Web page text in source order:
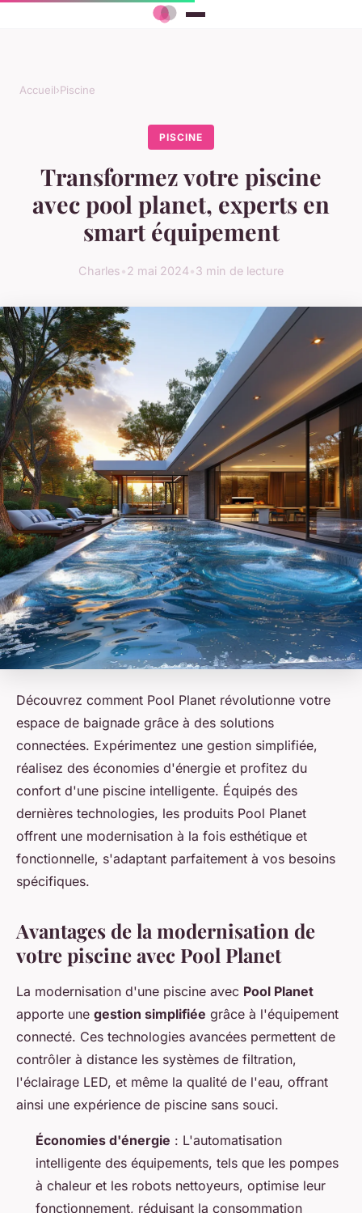
Accueil›Piscine
PISCINE
Transformez votre piscine
avec pool planet, experts en
smart équipement
Charles•2 mai 2024•3 min de lecture
Découvrez comment Pool Planet révolutionne votre
espace de baignade grâce à des solutions
connectées. Expérimentez une gestion simplifiée,
réalisez des économies d'énergie et profitez du
confort d'une piscine intelligente. Équipés des
dernières technologies, les produits Pool Planet
offrent une modernisation à la fois esthétique et
fonctionnelle, s'adaptant parfaitement à vos besoins
spécifiques.
Avantages de la modernisation de
votre piscine avec Pool Planet
La modernisation d'une piscine avec Pool Planet
apporte une gestion simplifiée grâce à l'équipement
connecté. Ces technologies avancées permettent de
contrôler à distance les systèmes de filtration,
l'éclairage LED, et même la qualité de l'eau, offrant
ainsi une expérience de piscine sans souci.
Économies d'énergie : L'automatisation
intelligente des équipements, tels que les pompes
à chaleur et les robots nettoyeurs, optimise leur
fonctionnement, réduisant la consommation